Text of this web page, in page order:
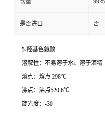
是否进口 否
5-羟基色氨酸
溶解性：不易溶于水、溶于酒精
熔点：熔点 298℃
沸点：沸点520.6℃
旋光度：-30